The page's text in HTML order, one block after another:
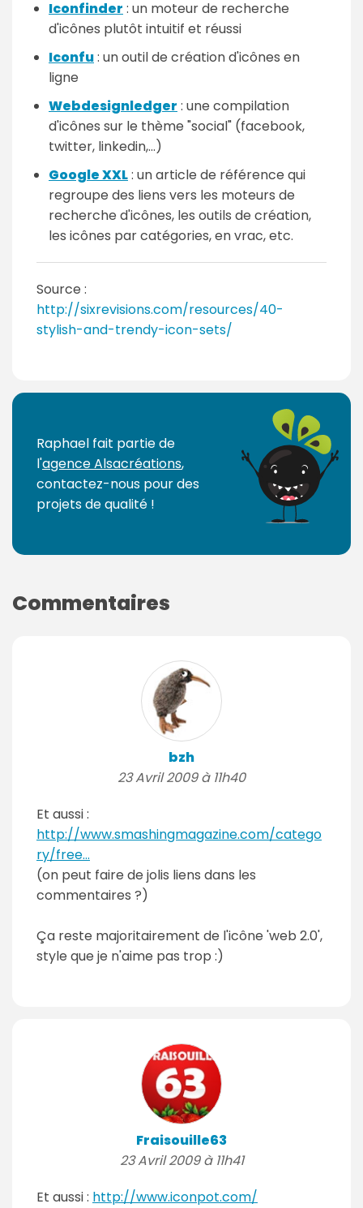
Iconfinder : un moteur de recherche
d'icônes plutôt intuitif et réussi
Iconfu: un outil de création d'icônes en
ligne
Webdesignledger : une compilation
d'icônes sur le thème "social" (facebook,
twitter, linkedin,...)
Google XXL: un article de référence qui
regroupe des liens vers les moteurs de
recherche d'icônes, les outils de création,
les icônes par catégories, en vrac, etc.
Source :
http://sixrevisions.com/resources/40-
stylish-and-trendy-icon-sets/
Raphael fait partie de
l'agence Alsacréations,
contactez-nous pour des
projets de qualité !
Commentaires
bzh
23 Avril 2009 à 11h40
Et aussi :
http://www.smashingmagazine.com/catego
ry/free...
(on peut faire de jolis liens dans les
commentaires ?)
Ça reste majoritairement de l'icône 'web 2.0',
style que je n'aime pas trop :)
Fraisouille63
23 Avril 2009 à 11h41
Et aussi : http://www.iconpot.com/